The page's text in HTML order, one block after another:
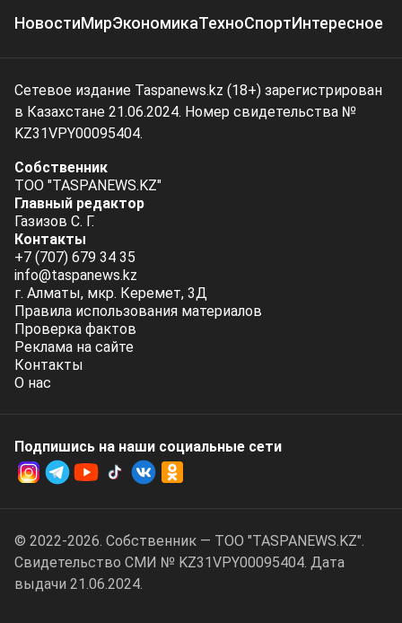
НовостиМирЭкономикаТехноСпортИнтересное
Сетевое издание Taspanews.kz (18+) зарегистрирован
в Казахстане 21.06.2024. Номер свидетельства №
KZ31VPY00095404.
Собственник
ТОО "TASPANEWS.KZ"
Главный редактор
Газизов С. Г.
Контакты
+7 (707) 679 34 35
info@taspanews.kz
г. Алматы, мкр. Керемет, 3Д
Правила использования материалов
Проверка фактов
Реклама на сайте
Контакты
О нас
Подпишись на наши социальные cети
© 2022-2026. Собственник — ТОО "TASPANEWS.KZ".
Cвидетельство СМИ № KZ31VPY00095404. Дата
выдачи 21.06.2024.